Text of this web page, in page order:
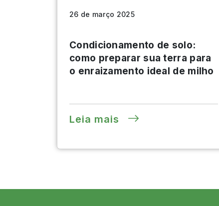
26 de março 2025
Condicionamento de solo:
como preparar sua terra para
o enraizamento ideal de milho
Leia mais